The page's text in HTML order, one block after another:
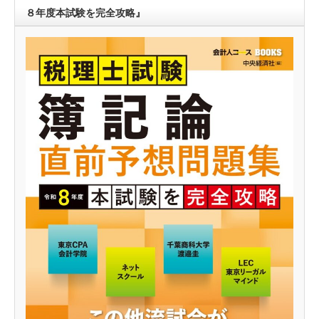
８年度本試験を完全攻略』